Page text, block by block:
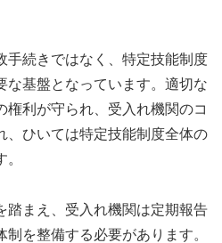
手続きではなく、特定技能制度
な基盤となっています。適切な
権利が守られ、受入れ機関のコ
、ひいては特定技能制度全体の
踏まえ、受入れ機関は定期報告
を整備する必要があります。